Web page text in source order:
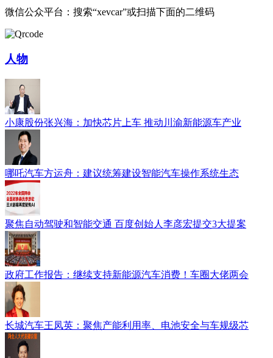
微信公众平台：搜索“xevcar”或扫描下面的二维码
人物
小康股份张兴海：加快芯片上车 推动川渝新能源车产业
哪吒汽车方运舟：建议统筹建设智能汽车操作系统生态
聚焦自动驾驶和智能交通 百度创始人李彦宏提交3大提案
政府工作报告：继续支持新能源汽车消费！车圈大佬两会
长城汽车王凤英：聚焦产能利用率、电池安全与车规级芯